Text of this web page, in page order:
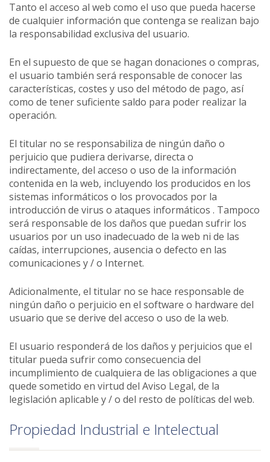
Tanto el acceso al web como el uso que pueda hacerse
de cualquier información que contenga se realizan bajo
la responsabilidad exclusiva del usuario.
En el supuesto de que se hagan donaciones o compras,
el usuario también será responsable de conocer las
características, costes y uso del método de pago, así
como de tener suficiente saldo para poder realizar la
operación.
El titular no se responsabiliza de ningún daño o
perjuicio que pudiera derivarse, directa o
indirectamente, del acceso o uso de la información
contenida en la web, incluyendo los producidos en los
sistemas informáticos o los provocados por la
introducción de virus o ataques informáticos . Tampoco
será responsable de los daños que puedan sufrir los
usuarios por un uso inadecuado de la web ni de las
caídas, interrupciones, ausencia o defecto en las
comunicaciones y / o Internet.
Adicionalmente, el titular no se hace responsable de
ningún daño o perjuicio en el software o hardware del
usuario que se derive del acceso o uso de la web.
El usuario responderá de los daños y perjuicios que el
titular pueda sufrir como consecuencia del
incumplimiento de cualquiera de las obligaciones a que
quede sometido en virtud del Aviso Legal, de la
legislación aplicable y / o del resto de políticas del web.
Propiedad Industrial e Intelectual